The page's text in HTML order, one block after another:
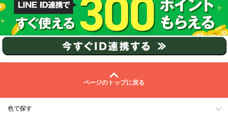
ページのトップに戻る
色で探す